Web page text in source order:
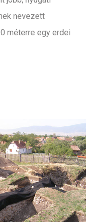
nevezett
méterre egy erdei